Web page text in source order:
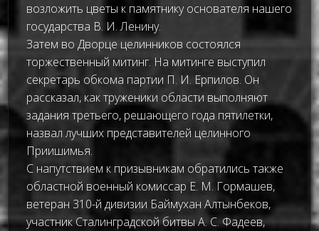
возложить цветы к памятнику основателя нашего
государства В. И. Ленину.
Затем во Дворце целинников состоялся
торжественный митинг. На митинге выступил
секретарь обкома партии П. И. Ерпилов. Он
рассказал, как труженики области выполняют
задания третьего, решающего года пятилетки,
назвал лучших представителей целинного
Приишимья.
С напутствием к призывникам обратились также
областной военный комиссар Е. М. Гормашев,
ветеран 310-й дивизии Баймухан Алтынбеков,
участник Сталинградской битвы А. С. Фадеев,